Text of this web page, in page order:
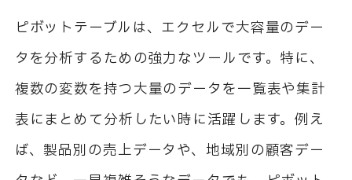
ピボットテーブルは、エクセルで大容量のデー
タを分析するための強力なツールです。特に、
複数の変数を持つ大量のデータを一覧表や集計
表にまとめて分析したい時に活躍します。例え
ば、製品別の売上データや、地域別の顧客デー